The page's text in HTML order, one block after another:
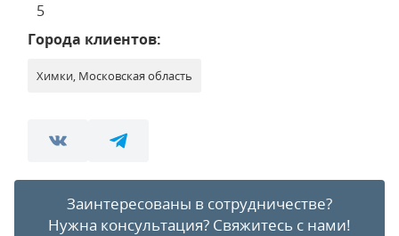
5
Города клиентов:
Химки, Московская область
Заинтересованы в сотрудничестве?
Нужна консультация? Свяжитесь с нами!